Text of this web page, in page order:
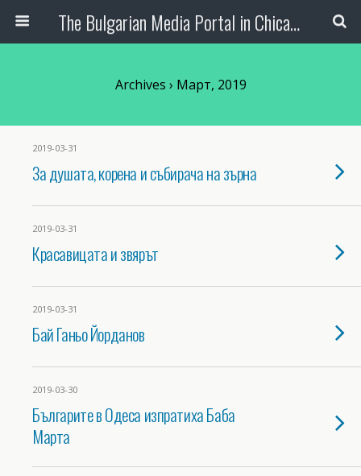
The Bulgarian Media Portal in Chicago
Archives › Март, 2019
2019-03-31
За душата, корена и събирача на зърна
2019-03-31
Красавицата и звярът
2019-03-31
Бай Ганьо Йорданов
2019-03-30
Българите в Одеса изпратиха Баба
Марта